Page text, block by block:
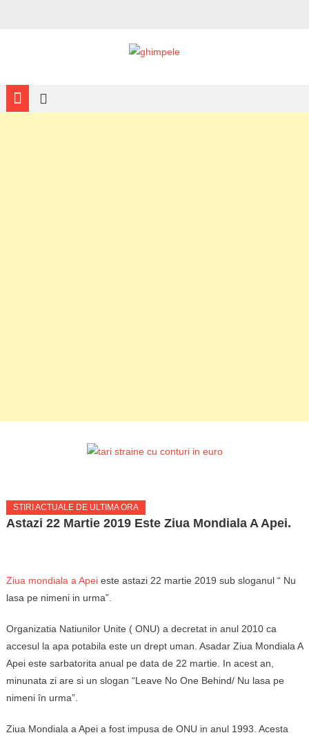
STIRI ACTUALE DE ULTIMA ORA
Astazi 22 Martie 2019 Este Ziua Mondiala A Apei.
Ziua mondiala a Apeieste astazi 22 martie 2019 sub sloganul “ Nu
lasa pe nimeni in urma”.
Organizatia Natiunilor Unite ( ONU) a decretat in anul 2010 ca
accesul la apa potabila este un drept uman. Asadar Ziua Mondiala A
Apei este sarbatorita anual pe data de 22 martie. In acest an,
minunata zi are si un slogan “Leave No One Behind/ Nu lasa pe
nimeni în urma”.
Ziua Mondiala a Apei a fost impusa de ONU in anul 1993. Acesta